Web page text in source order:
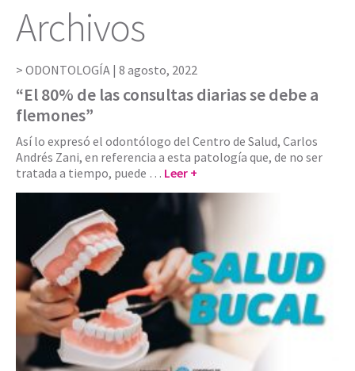
Archivos
ODONTOLOGÍA | 8 agosto, 2022
“El 80% de las consultas diarias se debe a
flemones”
Así lo expresó el odontólogo del Centro de Salud, Carlos
Andrés Zani, en referencia a esta patología que, de no ser
tratada a tiempo, puede … Leer +